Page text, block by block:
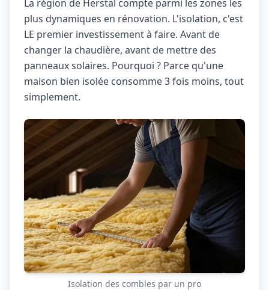
La région de Herstal compte parmi les zones les
plus dynamiques en rénovation. L'isolation, c'est
LE premier investissement à faire. Avant de
changer la chaudière, avant de mettre des
panneaux solaires. Pourquoi ? Parce qu'une
maison bien isolée consomme 3 fois moins, tout
simplement.
Isolation des combles par un pro